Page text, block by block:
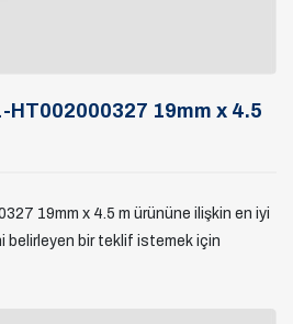
HT002000327 19mm x 4.5
19mm x 4.5 m ürününe ilişkin en iyi
belirleyen bir teklif istemek için